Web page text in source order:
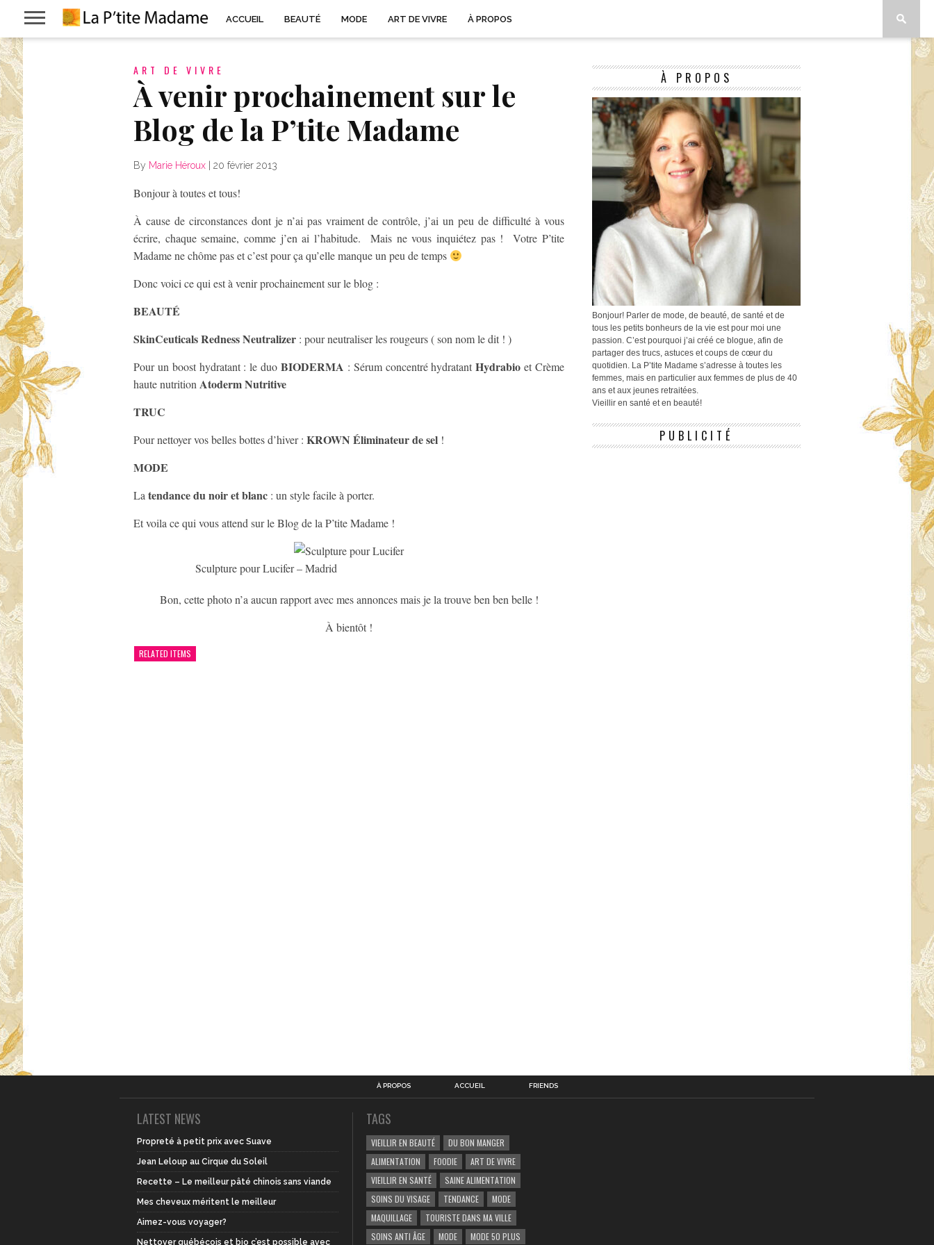
ACCUEIL BEAUTÉ MODE ART DE VIVRE À PROPOS
ART DE VIVRE
À venir prochainement sur le
Blog de la P’tite Madame
By Marie Héroux 20 février 2013
Bonjour à toutes et tous!
À cause de circonstances dont je n’ai pas vraiment de contrôle, j’ai un peu de difficulté à vous
écrire, chaque semaine, comme j’en ai l’habitude. Mais ne vous inquiétez pas ! Votre P’tite
Madame ne chôme pas et c’est pour ça qu’elle manque un peu de temps
Donc voici ce qui est à venir prochainement sur le blog :
BEAUTÉ
SkinCeuticals Redness Neutralizer : pour neutraliser les rougeurs ( son nom le dit ! )
Pour un boost hydratant : le duo BIODERMA : Sérum concentré hydratantHydrabio et Crème
haute nutrition Atoderm Nutritive
TRUC
Pour nettoyer vos belles bottes d’hiver : KROWN Éliminateur de sel !
MODE
La tendance du noir et blanc : un style facile à porter.
Et voila ce qui vous attend sur le Blog de la P’tite Madame !
Sculpture pour Lucifer – Madrid
Bon, cette photo n’a aucun rapport avec mes annonces mais je la trouve ben ben belle !
À bientôt !
RELATED ITEMS
À PROPOS
Bonjour! Parler de mode, de beauté, de santé et de
tous les petits bonheurs de la vie est pour moi une
passion. C’est pourquoi j’ai créé ce blogue, afin de
partager des trucs, astuces et coups de cœur du
quotidien. La P’tite Madame s’adresse à toutes les
femmes, mais en particulier aux femmes de plus de 40
ans et aux jeunes retraitées.
Vieillir en santé et en beauté!
PUBLICITÉ
À PROPOS ACCUEIL FRIENDS
LATEST NEWS
Propreté à petit prix avec Suave
Jean Leloup au Cirque du Soleil
Recette – Le meilleur pâté chinois sans viande
Mes cheveux méritent le meilleur
Aimez-vous voyager?
Nettoyer québécois et bio c’est possible avec
TAGS
VIEILLIR EN BEAUTÉ
DU BON MANGER
ALIMENTATION
FOODIE
ART DE VIVRE
VIEILLIR EN SANTÉ
SAINE ALIMENTATION
SOINS DU VISAGE
TENDANCE
MODE
MAQUILLAGE
TOURISTE DANS MA VILLE
SOINS ANTI ÂGE
MODE MODE 50 PLUS